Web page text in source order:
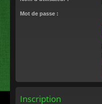
Mot de passe :
Inscription